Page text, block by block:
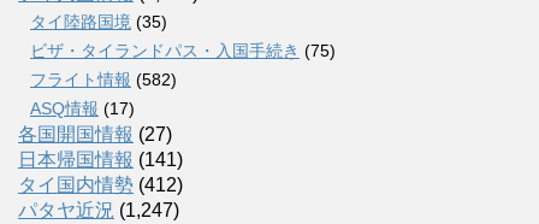
タイ陸路国境 (35)
ビザ・タイランドパス・入国手続き (75)
フライト情報 (582)
ASQ情報 (17)
各国開国情報 (27)
日本帰国情報 (141)
タイ国内情勢 (412)
パタヤ近況 (1,247)